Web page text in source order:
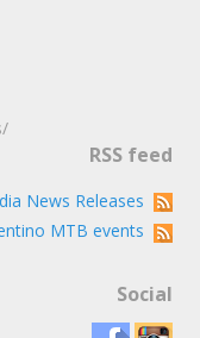
RSS feed
News Releases
MTB events
Social